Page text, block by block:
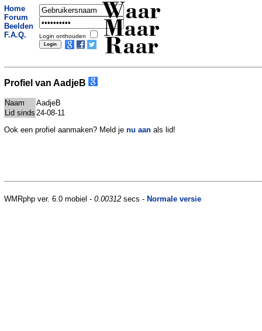
Home
Forum
Beelden
F.A.Q.
Login onthouden
Waar
Maar
Raar
Profiel van AadjeB
Naam
AadjeB
Lid sinds 24-08-11
Ook een profiel aanmaken? Meld je nu aan als lid!
WMRphp ver. 6.0 mobiel - 0.00312 secs - Normale versie